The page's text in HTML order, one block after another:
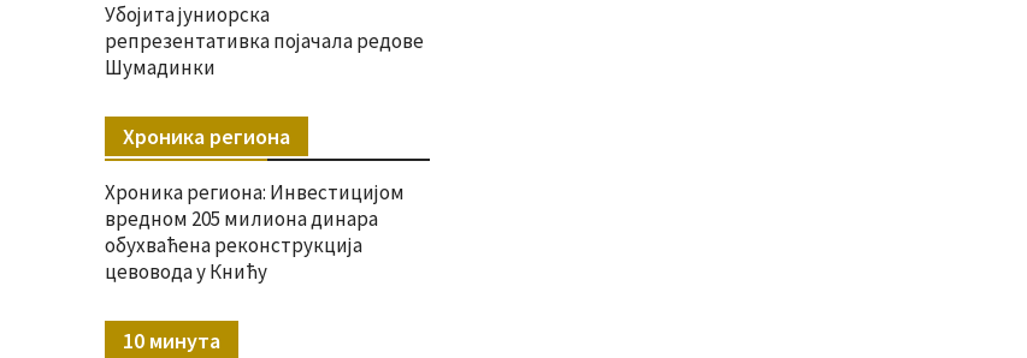
Убојита јуниорска
репрезентативка појачала редове
Шумадинки
Хроника региона
Хроника региона: Инвестицијом
вредном 205 милиона динара
обухваћена реконструкција
цевовода у Книћу
10 минута